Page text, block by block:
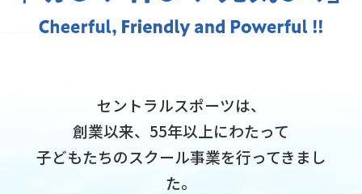
セントラルスポーツは、
創業以来、55年以上にわたって
子どもたちのスクール事業を行ってきまし
た。